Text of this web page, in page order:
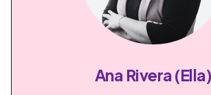
Ana Rivera (Ella)